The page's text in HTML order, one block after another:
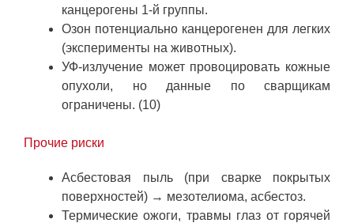
канцерогены 1-й группы.
Озон потенциально канцерогенен для легких
(эксперименты на животных).
УФ-излучение может провоцировать кожные
опухоли, но данные по сварщикам
ограничены. (10)
Прочие риски
Асбестовая пыль (при сварке покрытых
поверхностей) → мезотелиома, асбестоз.
Термические ожоги, травмы глаз от горячей